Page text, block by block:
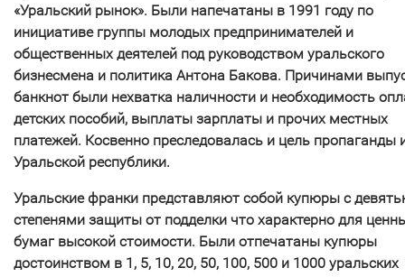
«Уральский рынок». Были напечатаны в 1991 году по
инициативе группы молодых предпринимателей и
общественных деятелей под руководством уральского
бизнесмена и политика Антона Бакова. Причинами
банкнот были нехватка наличности и необходимость
детских пособий, выплаты зарплаты и прочих местных
платежей. Косвенно преследовалась и цель пропаганды
Уральской республики.
Уральские франки представляют собой купюры с
степенями защиты от подделки что характерно для
бумаг высокой стоимости. Были отпечатаны купюры
достоинством в 1, 5, 10, 20, 50, 100, 500 и 1000 уральских